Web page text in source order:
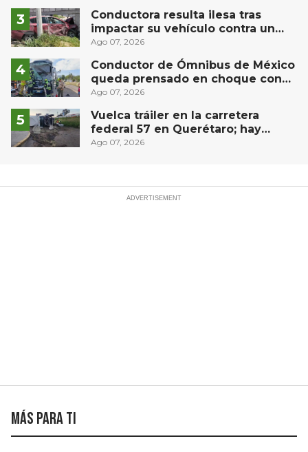
Conductora resulta ilesa tras
impactar su vehículo contra un
muro en Huimilpan
Ago 07, 2026
Conductor de Ómnibus de México
queda prensado en choque con
materialista en San Juan del Río
Ago 07, 2026
Vuelca tráiler en la carretera
federal 57 en Querétaro; hay
derrame de combustible
Ago 07, 2026
Más para ti